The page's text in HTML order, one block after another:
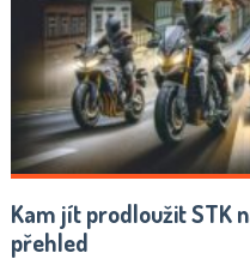
Kam jít prodloužit STK
přehled